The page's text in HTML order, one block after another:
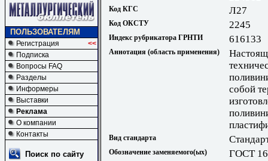
ПОЛЬЗОВАТЕЛЯМ
Регистрация
<<
Подписка
Вопросы FAQ
Разделы
Информеры
Выставки
Реклама
О компании
Контакты
Поиск по сайту
Код КГС Л27
Код ОКСТУ 2245
Индекс рубрикатора ГРНТИ 616133
Аннотация (область применения)
собой
Вид стандарта
Обозначение заменяемого(ых) ГОСТ